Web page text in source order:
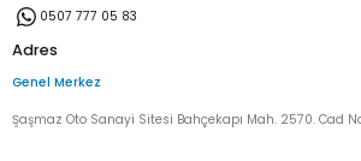
0507 777 05 83
Adres
Genel Merkez
Şaşmaz Oto Sanayi Sitesi Bahçekapı Mah. 2570. Cad